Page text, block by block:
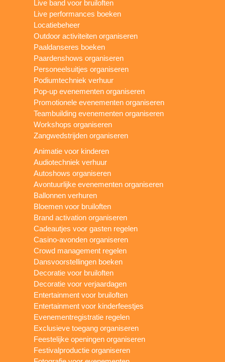
Live band voor bruiloften
Live performances boeken
Locatiebeheer
Outdoor activiteiten organiseren
Paaldanseres boeken
Paardenshows organiseren
Personeelsuitjes organiseren
Podiumtechniek verhuur
Pop-up evenementen organiseren
Promotionele evenementen organiseren
Teambuilding evenementen organiseren
Workshops organiseren
Zangwedstrijden organiseren
Animatie voor kinderen
Audiotechniek verhuur
Autoshows organiseren
Avontuurlijke evenementen organiseren
Ballonnen verhuren
Bloemen voor bruiloften
Brand activation organiseren
Cadeautjes voor gasten regelen
Casino-avonden organiseren
Crowd management regelen
Dansvoorstellingen boeken
Decoratie voor bruiloften
Decoratie voor verjaardagen
Entertainment voor bruiloften
Entertainment voor kinderfeestjes
Evenementregistratie regelen
Exclusieve toegang organiseren
Feestelijke openingen organiseren
Festivalproductie organiseren